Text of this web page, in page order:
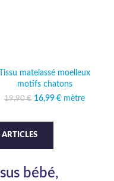
Tissu matelassé moelleux
motifs chatons
19,90€ Le prix initial était :
16,99 €
Le prix
mètre
bébé,